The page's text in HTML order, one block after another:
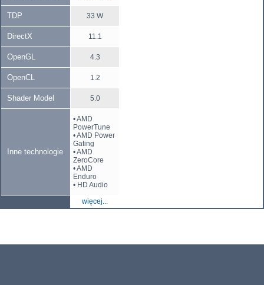
TDP 33 W
DirectX 11.1
OpenGL 4.3
OpenCL 1.2
Shader Model 5.0
Inne technologie
• AMD
PowerTune
• AMD Power
Gating
• AMD
ZeroCore
• AMD
Enduro
• HD Audio
więcej...